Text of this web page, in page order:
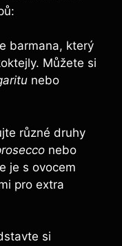
barmana, který
Můžete si
nebo
různé druhy
nebo
je s ovocem
pro extra
si